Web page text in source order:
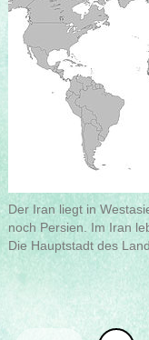
Der Iran liegt in
noch Persien. Im Iran
Die Hauptstadt des